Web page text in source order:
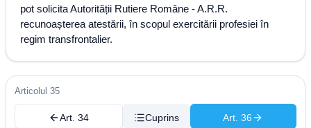
pot solicita Autorității Rutiere Române - A.R.R.
recunoașterea atestării, în scopul exercitării profesiei în
regim transfrontalier.
Articolul 35
Art. 34 Cuprins Art. 36